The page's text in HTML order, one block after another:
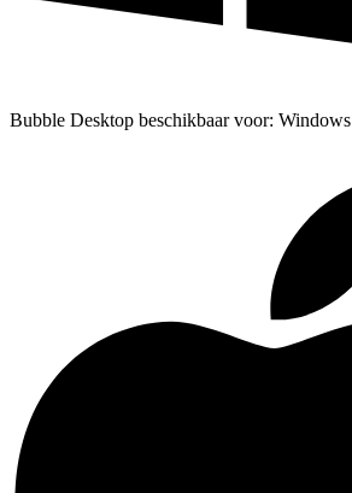
Bubble Desktop beschikbaar voor: Windows